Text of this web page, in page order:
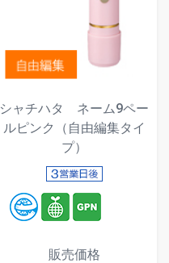
シャチハタ ネーム9ペー
ルピンク（自由編集タイ
プ）
販売価格